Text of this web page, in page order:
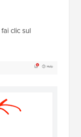
clic sul